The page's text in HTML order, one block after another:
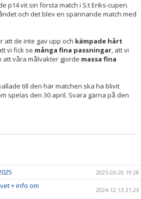
p14 vit sin första match i S:t Eriks-cupen.
och det blev en spännande match med
att de inte gav upp och kämpade hårt
vi fick se många fina passningar, att vi
att våra målvakter gjorde massa fina
till den här matchen ska ha blivit
spelas den 30 april. Svara gärna på den
2025-03-20 19:28
+ info om
2024-12-13 21:23